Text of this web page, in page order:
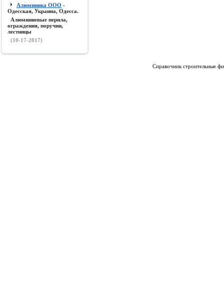
Алюминика ООО -
Одесская, Украина, Одесса.
Алюминиевые перила,
ограждения, поручни,
лестницы
(10-17-2017)
Справочник строительные